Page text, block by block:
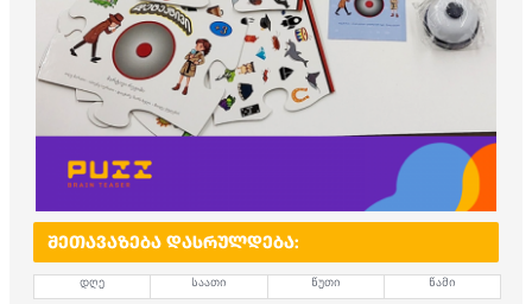
ᲨᲔᲗᲐᲕᲐᲖᲔᲑᲐ ᲓᲐᲡᲠᲣᲚᲓᲔᲑᲐ:
დღე საათი წუთი წამი